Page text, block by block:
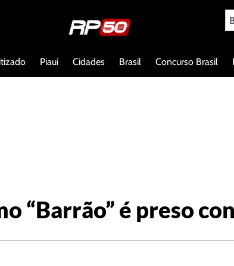
Piaui Cidades Brasil Concurso Brasil
“Barrão” é preso